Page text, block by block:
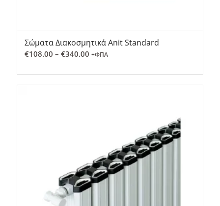
Σώματα Διακοσμητικά Anit Standard
€108.00 – €340.00Price
€108.00
through
+ΦΠΑ